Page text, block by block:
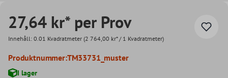
27,64 kr* per Prov
Innehåll: 0.01 Kvadratmeter (2 764,00 kr* / 1 Kvadratmeter)
Produktnummer:TM33731_muster
I lager